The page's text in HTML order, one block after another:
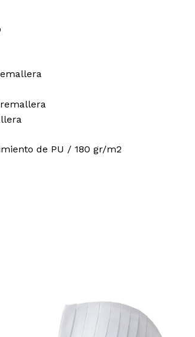
de PU / 180 gr/m2